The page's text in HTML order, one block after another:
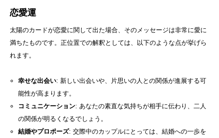
恋愛運
太陽のカードが恋愛に関して出た場合、そのメッセージは非常に愛に
満ちたものです。正位置での解釈としては、以下のような点が挙げら
れます。
幸せな出会い: 新しい出会いや、片思いの人との関係が進展する可
能性が高まります。
コミュニケーション: あなたの素直な気持ちが相手に伝わり、二人
の関係が明るくなるでしょう。
結婚やプロポーズ: 交際中のカップルにとっては、結婚への一歩を